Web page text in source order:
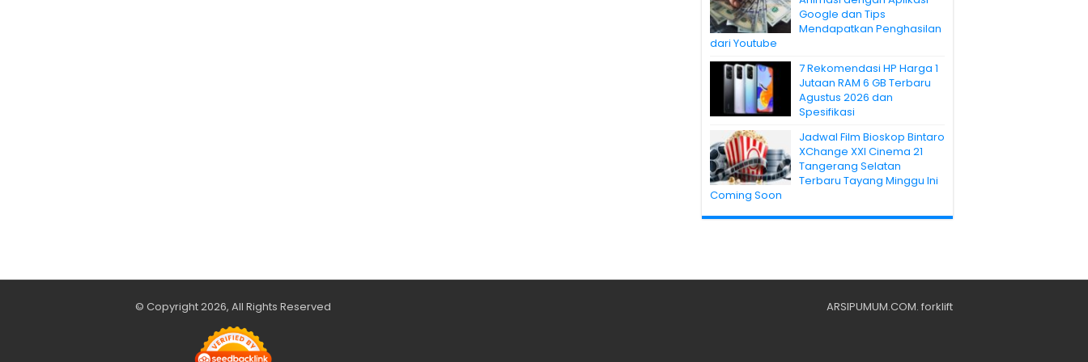
Google dan Tips
Mendapatkan Penghasilan
dari Youtube
7 Rekomendasi HP Harga 1
Jutaan RAM 6 GB Terbaru
Agustus 2026 dan
Spesifikasi
Jadwal Film Bioskop Bintaro
XChange XXI Cinema 21
Tangerang Selatan
Terbaru Tayang Minggu Ini
Coming Soon
ARSIPUMUM.COM. forklift
© Copyright 2026, All Rights Reserved